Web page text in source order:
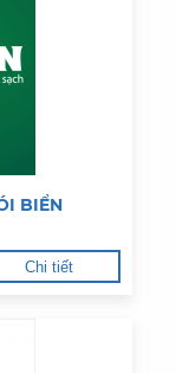
BIỂN
Chi tiết